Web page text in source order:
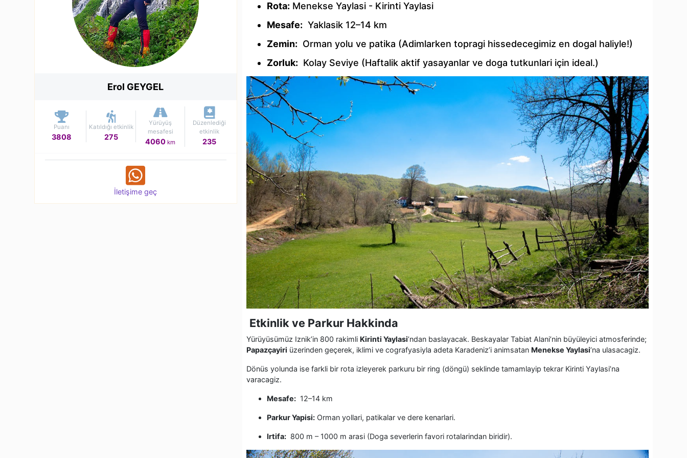
Erol GEYGEL
Puanı
3808
Katıldığı etkinlik
275
Yürüyüş
mesafesi
4060km
Düzenlediği
etkinlik
235
İletişime geç
Rota: Menekse Yaylasi - Kirinti Yaylasi
Mesafe: Yaklasik 12–14 km
Zemin: Orman yolu ve patika (Adimlarken topragi hissedecegimiz en dogal haliyle!)
Zorluk: Kolay Seviye (Haftalik aktif yasayanlar ve doga tutkunlari için ideal.)
Etkinlik ve Parkur Hakkinda
Yürüyüsümüz Iznik’in 800 rakimli Kirinti Yaylasi’ndan baslayacak. Beskayalar Tabiat Alani’nin büyüleyici atmosferinde;
Papazçayiri üzerinden geçerek, iklimi ve cografyasiyla adeta Karadeniz’i animsatan Menekse Yaylasi’na ulasacagiz.
Dönüs yolunda ise farkli bir rota izleyerek parkuru bir ring (döngü) seklinde tamamlayip tekrar Kirinti Yaylasi’na
varacagiz.
Mesafe:12–14 km
Parkur Yapisi:Orman yollari, patikalar ve dere kenarlari.
Irtifa:800 m – 1000 m arasi (Doga severlerin favori rotalarindan biridir).